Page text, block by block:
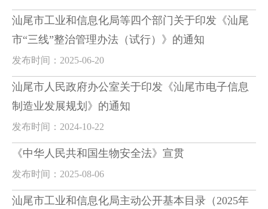
汕尾市工业和信息化局等四个部门关于印发《汕尾
市“三线”整治管理办法（试行）》的通知
发布时间：2025-06-20
汕尾市人民政府办公室关于印发《汕尾市电子信息
制造业发展规划》的通知
发布时间：2024-10-22
《中华人民共和国生物安全法》宣贯
发布时间：2025-08-06
汕尾市工业和信息化局主动公开基本目录（2025年